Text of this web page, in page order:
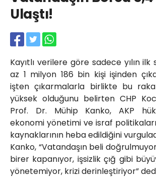
Ulaştı!
Kayıtlı verilere göre sadece yılın ilk
az 1 milyon 186 bin kişi işinden
işten çıkarmalarla birlikte bu
yüksek olduğunu belirten CHP
Prof. Dr. Mühip Kanko, AKP
ekonomi yönetimi ve israf
kaynaklarının heba edildiğini
Kanko, “Vatandaşın beli
birer kapanıyor, işsizlik çığ gibi
yönetemiyor, krizi derinleştiriyor”
Akkavaklar